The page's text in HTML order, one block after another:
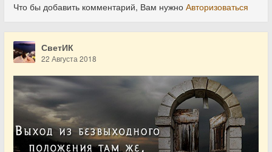
Что бы добавить комментарий, Вам нужно Авторизоваться
СветИК
22 Августа 2018